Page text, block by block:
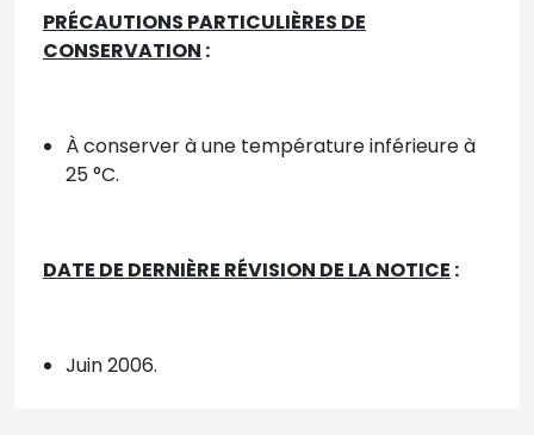
PRÉCAUTIONS PARTICULIÈRES DE
CONSERVATION :
À conserver à une température inférieure à
25 °C.
DATE DE DERNIÈRE RÉVISION DE LA NOTICE :
Juin 2006.